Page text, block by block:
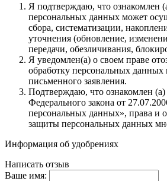
Я подтверждаю, что ознакомлен
персональных данных может
сбора, систематизации,
уточнения (обновление,
передачи, обезличивания,
Я уведомлен(а) о своем праве
обработку персональных данных
письменного заявления.
Подтверждаю, что ознакомлен
Федерального закона от
персональных данных», права и
защиты персональных данных
Информация об удобрениях
Написать отзыв
Ваше имя: